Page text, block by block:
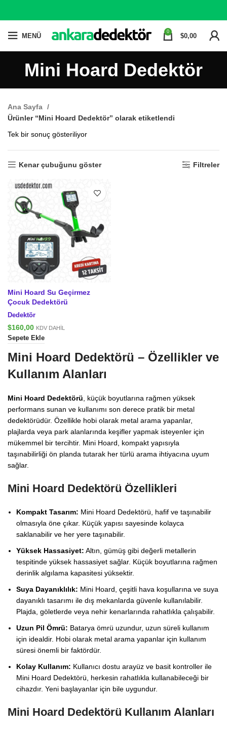
MENÜ
0
$0,00
Mini Hoard Dedektör
Ana Sayfa
Ürünler “Mini Hoard Dedektör” olarak etiketlendi
Tek bir sonuç gösteriliyor
Kenar çubuğunu göster Filtreler
Mini Hoard Su Geçirmez
Çocuk Dedektörü
Dedektör
$160,00 KDV DAHİL
Sepete Ekle
Mini Hoard Dedektörü – Özellikler ve
Kullanım Alanları
Mini Hoard Dedektörü , küçük boyutlarına rağmen yüksek
performans sunan ve kullanımı son derece pratik bir metal
dedektörüdür. Özellikle hobi olarak metal arama yapanlar,
plajlarda veya park alanlarında keşifler yapmak isteyenler için
mükemmel bir tercihtir. Mini Hoard, kompakt yapısıyla
taşınabilirliği ön planda tutarak her türlü arama ihtiyacına uyum
sağlar.
Mini Hoard Dedektörü Özellikleri
Kompakt Tasarım: Mini Hoard Dedektörü, hafif ve taşınabilir
olmasıyla öne çıkar. Küçük yapısı sayesinde kolayca
saklanabilir ve her yere taşınabilir.
Yüksek Hassasiyet: Altın, gümüş gibi değerli metallerin
tespitinde yüksek hassasiyet sağlar. Küçük boyutlarına rağmen
derinlik algılama kapasitesi yüksektir.
Suya Dayanıklılık: Mini Hoard, çeşitli hava koşullarına ve suya
dayanıklı tasarımı ile dış mekanlarda güvenle kullanılabilir.
Plajda, göletlerde veya nehir kenarlarında rahatlıkla çalışabilir.
Uzun Pil Ömrü: Batarya ömrü uzundur, uzun süreli kullanım
için idealdir. Hobi olarak metal arama yapanlar için kullanım
süresi önemli bir faktördür.
Kolay Kullanım: Kullanıcı dostu arayüz ve basit kontroller ile
Mini Hoard Dedektörü, herkesin rahatlıkla kullanabileceği bir
cihazdır. Yeni başlayanlar için bile uygundur.
Mini Hoard Dedektörü Kullanım Alanları